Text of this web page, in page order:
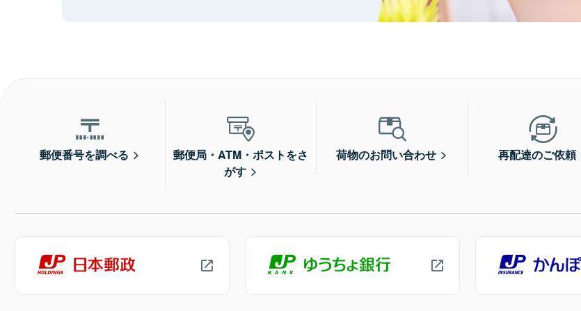
郵便番号を調べる
郵便局・ATM・ポストをさ
がす
荷物のお問い合わせ 再配達のご依頼